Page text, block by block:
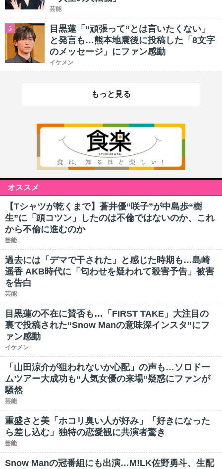
芸能
5
目黒蓮「“頑張って”とは言いたくない」
と発言も…熊本地震後に投稿した「8文字
のメッセージ」にファン感動
イケメン
もっと見る
オススメ
【Tシャツが乾くまで】蒼井優“咲子”が中島歩“樹
生”に「頭コツン」したのは不倫ではないのか、これ
から不倫に進むのか
芸能
過去には「デマで干された」と感じた時期も…島崎
遥香 AKB時代に「匂わせを疑われて殺害予告」被害
を告白
芸能
目黒蓮の不在に賛否も…「FIRST TAKE」大注目の
裏で投稿された“Snow Manの意味深インスタ”にフ
ァン感動
イケメン
「山田涼介が狙われないか心配」の声も…ソロドー
ムツアー大成功も“人気女優の来場”疑惑にファンが
騒然
芸能
重盛さと美「ホコリ臭い人が好み」「好きになった
ら差し込む」独特の恋愛観に共演者驚き
芸能
Snow Manの冠番組にも出演…M!LK佐野勇斗、生配